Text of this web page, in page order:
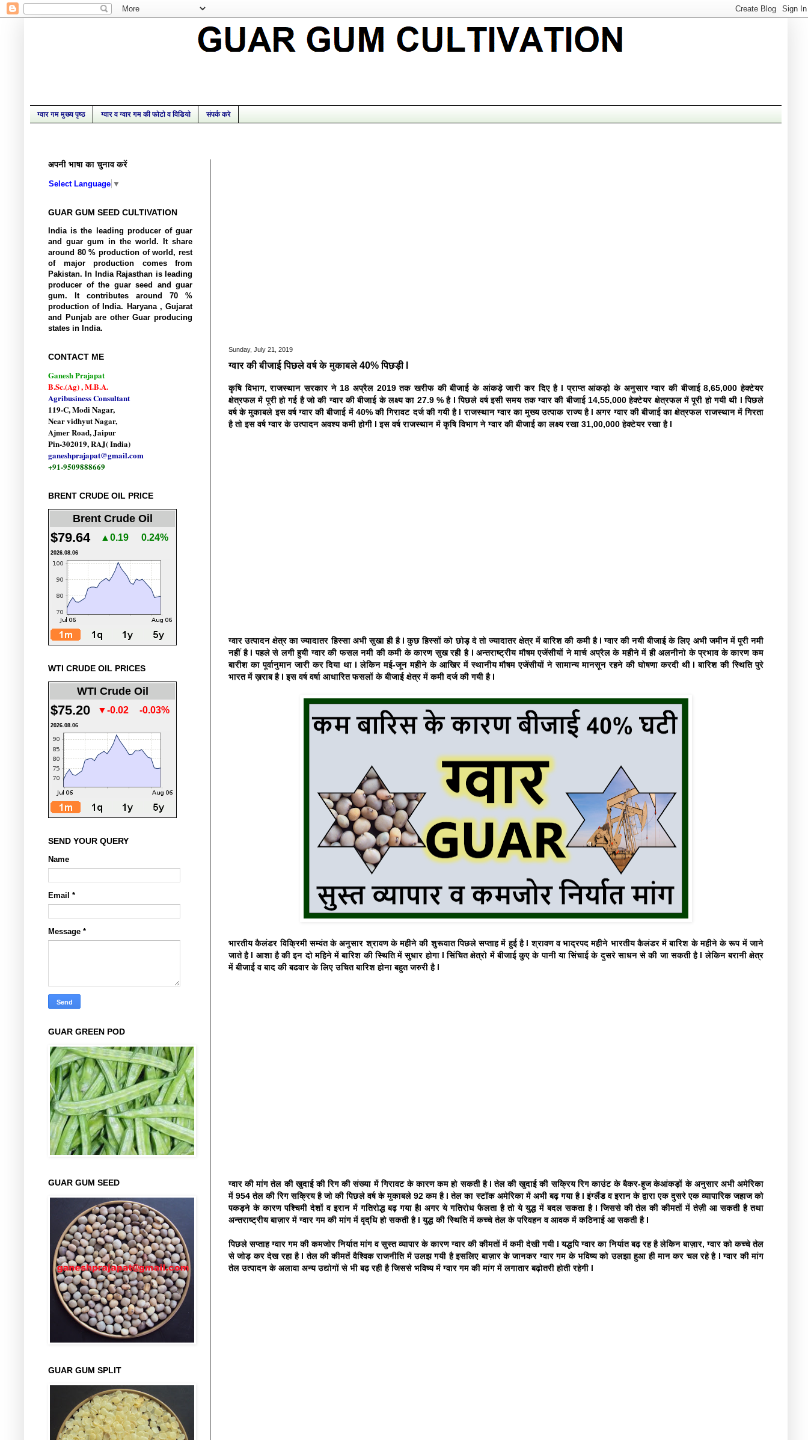
ग्वार गम मुख्य पृष्ठ ग्वार व ग्वार गम की फोटो व विडियो संपर्क करे
Sunday, July 21, 2019
ग्वार की बीजाई पिछले वर्ष के मुकाबले 40% पिछड़ी l
कृषि विभाग, राजस्थान सरकार ने 18 अप्रैल 2019 तक खरीफ की बीजाई के आंकड़े जारी कर दिए है l प्राप्त आंकड़ो के अनुसार ग्वार की बीजाई 8,65,000 हेक्टेयर
क्षेत्रफल में पूरी हो गई है जो की ग्वार की बीजाई के लक्ष्य का 27.9 % है l पिछले वर्ष इसी समय तक ग्वार की बीजाई 14,55,000 हेक्टेयर क्षेत्रफल में पूरी हो गयी थी l पिछले
वर्ष के मुकाबले इस वर्ष ग्वार की बीजाई में 40% की गिरावट दर्ज की गयी है l राजस्थान ग्वार का मुख्य उत्पाक राज्य है l अगर ग्वार की बीजाई का क्षेत्रफल राजस्थान में गिरता
है तो इस वर्ष ग्वार के उत्पादन अवश्य कमी होगी l इस वर्ष राजस्थान में कृषि विभाग ने ग्वार की बीजाई का लक्ष्य रखा 31,00,000 हेक्टेयर रखा है l
ग्वार उत्पादन क्षेत्र का ज्यादातर हिस्सा अभी सुखा ही है l कुछ हिस्सों को छोड़ दे तो ज्यादातर क्षेत्र में बारिश की कमी है l ग्वार की नयी बीजाई के लिए अभी जमीन में पूरी नमी
नहीं है l पहले से लगी हुयी ग्वार की फसल नमी की कमी के कारण सुख रही है l अन्तराष्ट्रीय मौषम एजेंसीयों ने मार्च अप्रैल के महीने में ही अलनीनो के प्रभाव के कारण कम
बारीश का पूर्वानुमान जारी कर दिया था l लेकिन मई-जून महीने के आखिर में स्थानीय मौषम एजेंसीयों ने सामान्य मानसून रहने की घोषणा करदी थी l बारिश की स्थिति पुरे
भारत में ख़राब है l इस वर्ष वर्षा आधारित फसलों के बीजाई क्षेत्र में कमी दर्ज की गयी है l
भारतीय कैलंडर विक्रिमी सम्वंत के अनुसार श्रावण के महीने की शुरूवात पिछले सप्ताह में हुई है l श्रावण व भाद्रपद महीने भारतीय कैलंडर में बारिश के महीने के रूप में जाने
जाते है l आशा है की इन दो महिने में बारिश की स्थिति में सुधार होगा l सिंचित क्षेत्रो में बीजाई कुए के पानी या सिंचाई के दुसरे साधन से की जा सकती है l लेकिन बरानी क्षेत्र
में बीजाई व बाद की बढवार के लिए उचित बारिश होना बहुत जरुरी है l
ग्वार की मांग तेल की खुदाई की रिग की संख्या में गिरावट के कारण कम हो सकती है l तेल की खुदाई की सक्रिय रिग काउंट के बैकर-हूज केआंकड़ों के अनुसार अभी अमेरिका
में 954 तेल की रिग सक्रिय है जो की पिछले वर्ष के मुकाबले 92 कम है l तेल का स्टॉक अमेरिका में अभी बढ़ गया है l इंग्लैंड व इरान के द्वारा एक दुसरे एक व्यापारिक जहाज को
पकड़ने के कारण पश्चिमी देशों व इरान में गतिरोद्ध बढ़ गया हैl अगर ये गतिरोध फैलता है तो ये युद्ध में बदल सकता है l जिससे की तेल की कीमतों में तेज़ी आ सकती है तथा
अन्तराष्ट्रीय बाज़ार में ग्वार गम की मांग में वृद्धि हो सकती है l युद्ध की स्थिति में कच्चे तेल के परिवहन व आवक में कठिनाई आ सकती है l
पिछले सप्ताह ग्वार गम की कमजोर निर्यात मांग व सुस्त व्यापार के कारण ग्वार की कीमतों में कमी देखी गयी l यद्धपि ग्वार का निर्यात बढ़ रह है लेकिन बाज़ार, ग्वार को कच्चे तेल
से जोड़ कर देख रहा है l तेल की कीमतें वैश्विक राजनीति में उलझ गयी है इसलिए बाज़ार के जानकर ग्वार गम के भविष्य को उलझा हुआ ही मान कर चल रहे है l ग्वार की मांग
तेल उत्पादन के अलावा अन्य उद्योगों से भी बढ़ रही है जिससे भविष्य में ग्वार गम की मांग में लगातार बढ़ोतरी होती रहेगी l
अपनी भाषा का चुनाव करें
Select Language ▼
GUAR GUM SEED CULTIVATION
India is the leading producer of guar
and guar gum in the world. It share
around 80 % production of world, rest
of
major
production comes from
Pakistan. In India Rajasthan is leading
producer of the guar seed and guar
gum. It contributes around 70 %
production of India. Haryana , Gujarat
and Punjab are other Guar producing
states in India.
CONTACT ME
Ganesh Prajapat
B.Sc.(Ag) , M.B.A.
Agribusiness Consultant
119-C, Modi Nagar,
Near vidhyut Nagar,
Ajmer Road, Jaipur
Pin-302019, RAJ( India)
ganeshprajapat@gmail.com
+91-9509888669
BRENT CRUDE OIL PRICE
Brent Crude Oil
$79.64 ▲0.19 0.24%
2026.08.06
WTI CRUDE OIL PRICES
WTI Crude Oil
$75.20 ▼-0.02 -0.03%
2026.08.06
SEND YOUR QUERY
Name
Email *
Message *
GUAR GREEN POD
GUAR GUM SEED
GUAR GUM SPLIT